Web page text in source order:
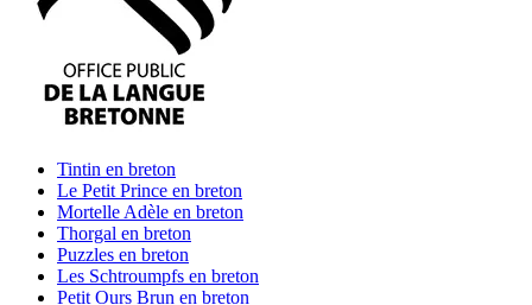
Tintin en breton
Le Petit Prince en breton
Mortelle Adèle en breton
Thorgal en breton
Puzzles en breton
Les Schtroumpfs en breton
Petit Ours Brun en breton